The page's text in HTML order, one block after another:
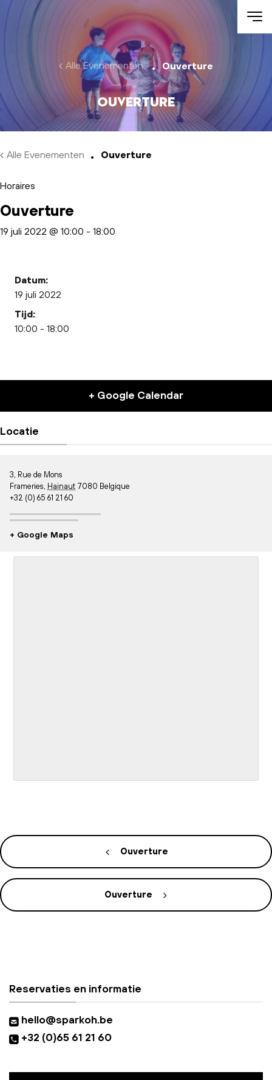
Skip to main content
Alle Evenementen Ouverture
Ouverture
Alle Evenementen Ouverture
Horaires
Ouverture
19 juli 2022 @ 10:00 - 18:00
Datum:
19 juli 2022
Tijd:
10:00 - 18:00
+ Google Calendar
Locatie
3, Rue de Mons
Frameries, Hainaut 7080 Belgique
+32 (0) 65 61 21 60
+ Google Maps
Ouverture
Ouverture
Reservaties en informatie
hello@sparkoh.be
+32 (0)65 61 21 60